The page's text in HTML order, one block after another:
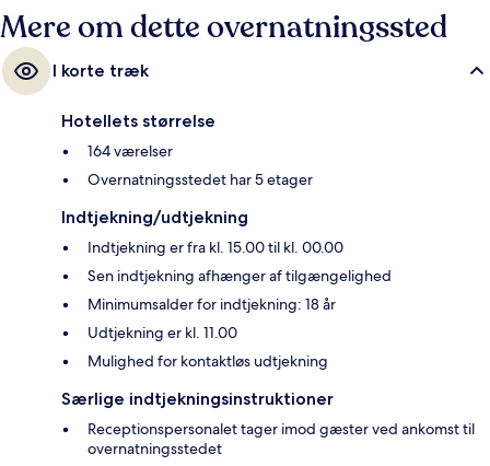
Mere om dette overnatningssted
I korte træk
Hotellets størrelse
164 værelser
Overnatningsstedet har 5 etager
Indtjekning/udtjekning
Indtjekning er fra kl. 15.00 til kl. 00.00
Sen indtjekning afhænger af tilgængelighed
Minimumsalder for indtjekning: 18 år
Udtjekning er kl. 11.00
Mulighed for kontaktløs udtjekning
Særlige indtjekningsinstruktioner
Receptionspersonalet tager imod gæster ved ankomst til
overnatningsstedet